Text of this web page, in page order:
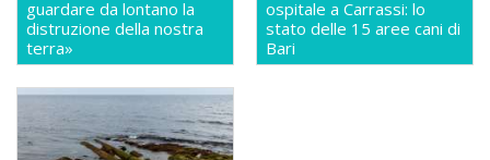
guardare da lontano la
distruzione della nostra
terra»
ospitale a Carrassi: lo
stato delle 15 aree cani di
Bari